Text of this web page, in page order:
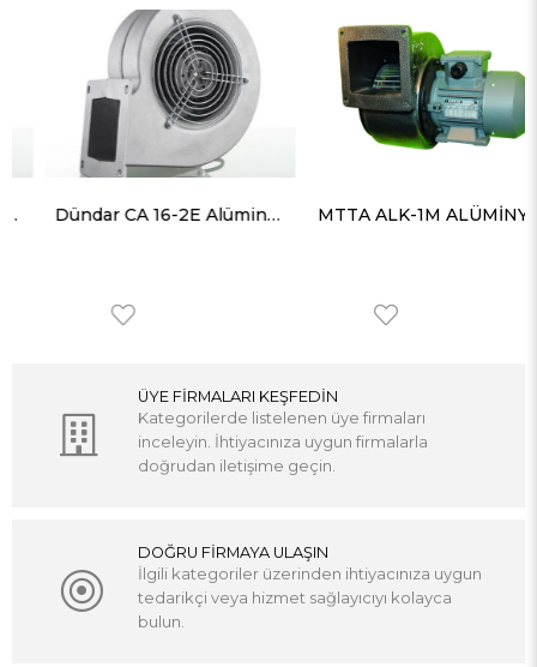
Dündar CA 16-2E Alüminyum Gövdeli Radyal Kazan Fanı 650 m³ 2600 RPM MTTA ALK-1M ALÜMİNYUM GÖVDELİ YÜKSEK BASINÇLI SALYANGOZ FAN 800 m³/h 35 mmSS MONOFAZE
ÜYE FİRMALARI KEŞFEDİN
Kategorilerde listelenen üye firmaları
inceleyin. İhtiyacınıza uygun firmalarla
doğrudan iletişime geçin.
DOĞRU FİRMAYA ULAŞIN
İlgili kategoriler üzerinden ihtiyacınıza uygun
tedarikçi veya hizmet sağlayıcıyı kolayca
bulun.